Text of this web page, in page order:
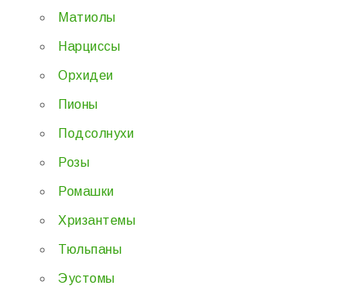
Матиолы
Нарциссы
Орхидеи
Пионы
Подсолнухи
Розы
Ромашки
Хризантемы
Тюльпаны
Эустомы